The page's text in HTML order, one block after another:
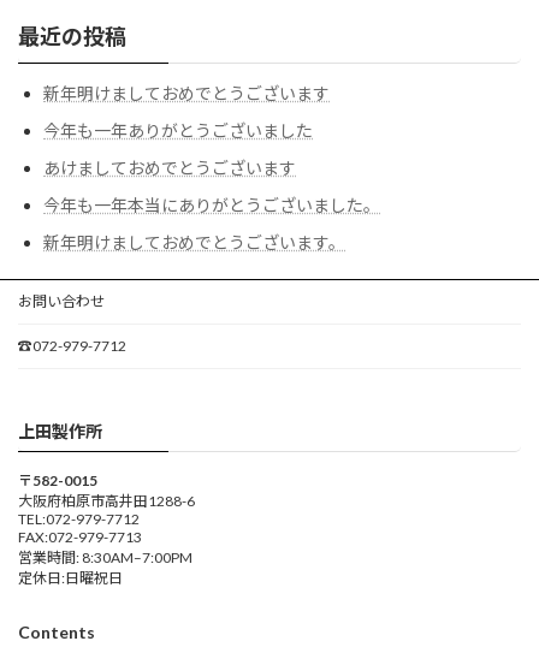
最近の投稿
新年明けましておめでとうございます
今年も一年ありがとうございました
あけましておめでとうございます
今年も一年本当にありがとうございました。
新年明けましておめでとうございます。
お問い合わせ
☎072-979-7712
上田製作所
〒582-0015
大阪府柏原市高井田1288-6
TEL:072-979-7712
FAX:072-979-7713
営業時間: 8:30AM–7:00PM
定休日:日曜祝日
Contents